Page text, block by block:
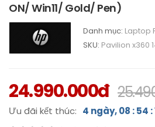
ON/ Win11/ Gold/ Pen)
Danh mục: Laptop
SKU: Pavilion x360
24.990.000đ
Ưu đãi kết thúc: 4 ngày, 08 : 54 :